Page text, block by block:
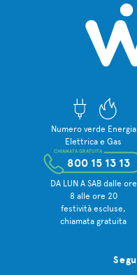
Numero verde Energia
Elettrica e Gas
800 15 13 13
CHIAMATA GRATUITA
DA LUN A SAB dalle ore
8 alle ore 20
festività escluse,
chiamata gratuita